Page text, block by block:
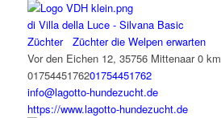
di Villa della Luce - Silvana Basic
Züchter
Züchter die Welpen erwarten
Vor den Eichen 12, 35756 Mittenaar 0 km
0175445176201754451762
info@lagotto-hundezucht.de
https://www.lagotto-hundezucht.de